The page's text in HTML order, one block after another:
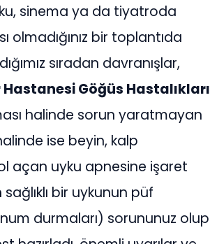
sinema ya da tiyatroda
olmadığınız bir toplantıda
sıradan davranışlar,
Göğüs Hastalıkları
halinde sorun yaratmayan
ise beyin, kalp
açan uyku apnesine işaret
bir uykunun püf
durmaları) sorununuz olup